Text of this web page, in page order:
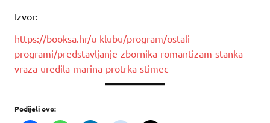
Izvor:
https://booksa.hr/u-klubu/program/ostali-
programi/predstavljanje-zbornika-romantizam-stanka-
vraza-uredila-marina-protrka-stimec
Podijeli ovo: